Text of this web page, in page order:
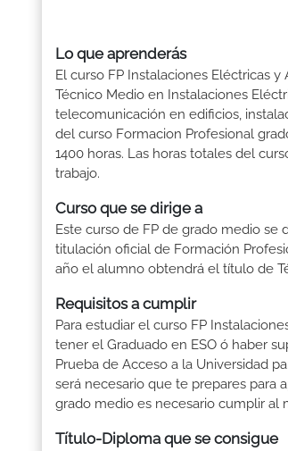
Lo que aprenderás
El curso FP Instalaciones Eléctricas
Técnico Medio en Instalaciones
telecomunicación en edificios,
del curso Formacion Profesional
1400 horas. Las horas totales del
trabajo.
Curso que se dirige a
Este curso de FP de grado medio
titulación oficial de Formación
año el alumno obtendrá el título de
Requisitos a cumplir
Para estudiar el curso FP
tener el Graduado en ESO ó haber
Prueba de Acceso a la Universidad
será necesario que te prepares para
grado medio es necesario cumplir al
Título-Diploma que se consigue